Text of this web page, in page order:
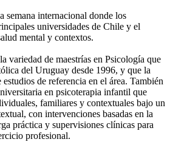
semana internacional donde los
universidades de Chile y el
mental y contextos.
variedad de maestrías en Psicología que
del Uruguay desde 1996, y que la
de referencia en el área. También
en psicoterapia infantil que
familiares y contextuales bajo un
con intervenciones basadas en la
práctica y supervisiones clínicas para
profesional.